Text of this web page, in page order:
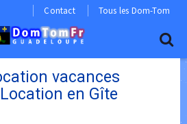
Contact Tous les Dom-Tom
vacances
Location en Gîte